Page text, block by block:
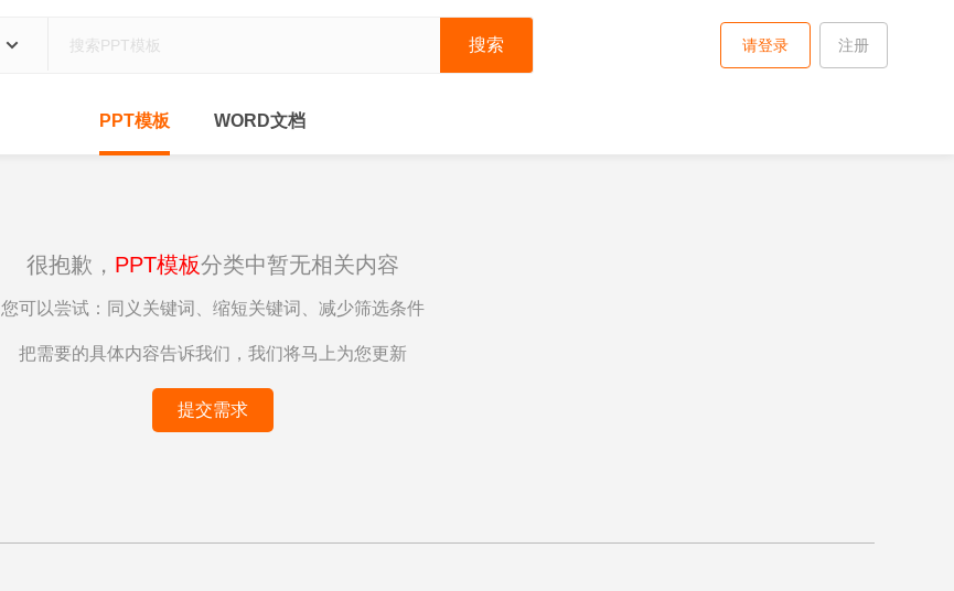
搜索 注册
请登录
PPT模板 WORD文档
很抱歉， PPT模板分类中暂无相关内容
您可以尝试：同义关键词、缩短关键词、减少筛选条件
把需要的具体内容告诉我们，我们将马上为您更新
提交需求